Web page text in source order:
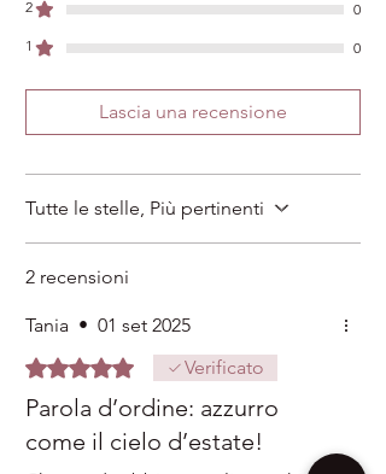
Ti risponderemo in tempo reale dal lunedì al
venerdì dalle 9:00 alle 18:00 e il sabato dalle
10:00 alle 14:00.
📦Evasione in 1-2 giorni lavorativi
📫Consegna in 24/48h
2
0
1
0
Lascia una recensione
Tutte le stelle, Più pertinenti
2 recensioni
Tania • 01 set 2025
Valutazione 5 stelle su 5.
Verificato
Parola d’ordine: azzurro
come il cielo d’estate!